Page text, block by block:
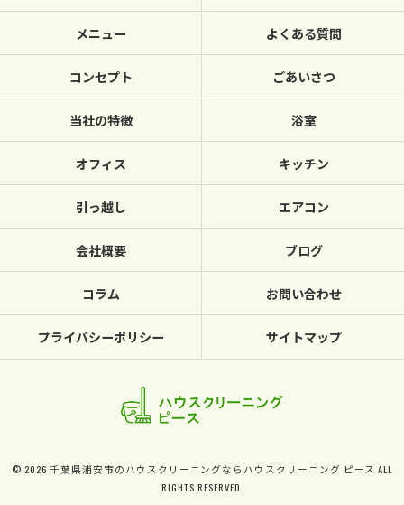
メニュー よくある質問
コンセプト ごあいさつ
当社の特徴 浴室
オフィス キッチン
引っ越し エアコン
会社概要 ブログ
コラム お問い合わせ
プライバシーポリシー サイトマップ
© 2026 千葉県浦安市のハウスクリーニングならハウスクリーニング ピース ALL
RIGHTS RESERVED.